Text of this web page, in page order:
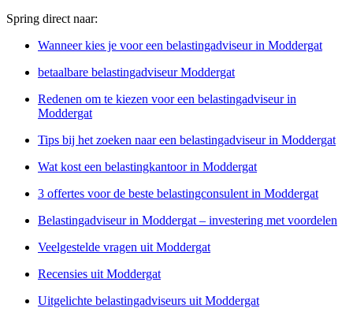
Spring direct naar:
Wanneer kies je voor een belastingadviseur in Moddergat
betaalbare belastingadviseur Moddergat
Redenen om te kiezen voor een belastingadviseur in
Moddergat
Tips bij het zoeken naar een belastingadviseur in Moddergat
Wat kost een belastingkantoor in Moddergat
3 offertes voor de beste belastingconsulent in Moddergat
Belastingadviseur in Moddergat – investering met voordelen
Veelgestelde vragen uit Moddergat
Recensies uit Moddergat
Uitgelichte belastingadviseurs uit Moddergat